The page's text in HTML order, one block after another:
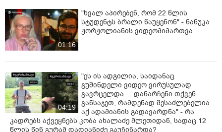
01:16
"ხვალ აპირებენ, რომ 22 წლის
სტუდენტს ბრალი წაუყენონ" - ნანუკა
ჟორჟოლიანის ვიდეომიმართვა
04:19
"ეს ის ადგილია, საიდანაც
გუშინდელი ვიდეო ვირუსულად
გავრცელდა.... დანარჩენი თქვენ
განსაჯეთ, რამდენად შესაძლებელია
აქ ადამიანის გადავარდნა" - რა
კადრებს აქვეყნებს კობა ახალაძე მლეთიდან, სადაც 12
წლის წინ გურამ დადიანიძე გაუჩინარდა?